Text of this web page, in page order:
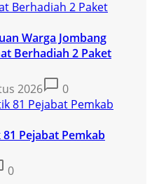
Warga Jombang
Berhadiah 2 Paket
2026 0
Pejabat Pemkab
0